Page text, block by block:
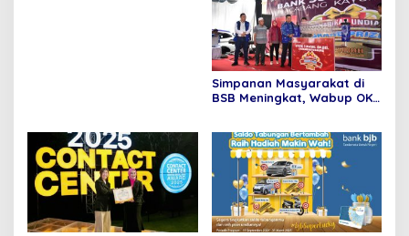
Simpanan Masyarakat di
BSB Meningkat, Wabup OKI